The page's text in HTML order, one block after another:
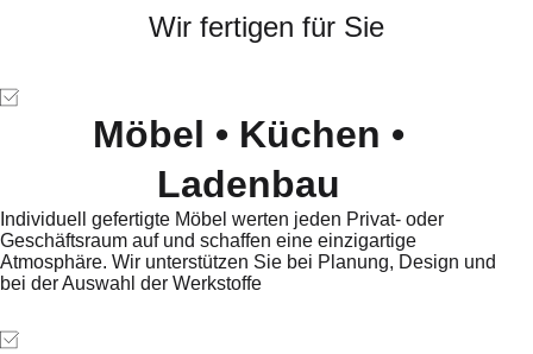
Wir fertigen für Sie
Möbel • Küchen •
Ladenbau
Individuell gefertigte Möbel werten jeden Privat- oder
Geschäftsraum auf und schaffen eine einzigartige
Atmosphäre. Wir unterstützen Sie bei Planung, Design und
bei der Auswahl der Werkstoffe